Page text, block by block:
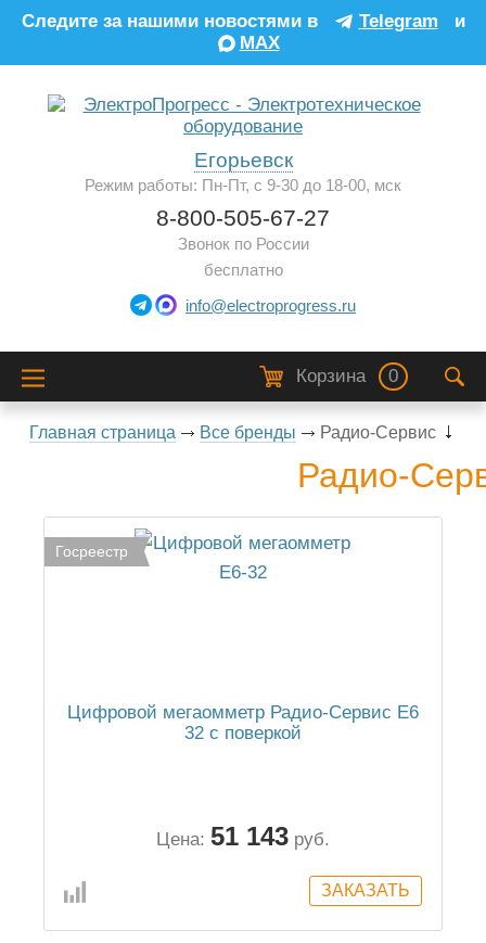
Следите за нашими новостями в Telegram
и
MAX
Егорьевск
Режим работы: Пн-Пт, с 9-30 до 18-00, мск
8-800-505-67-27
Звонок по России
бесплатно
info@electroprogress.ru
Корзина 0
Главная страница Все бренды Радио-Сервис
Радио-
Госреестр
Цифровой мегаомметр Радио-Сервис Е6
32 с поверкой
Цена: 51 143 руб.